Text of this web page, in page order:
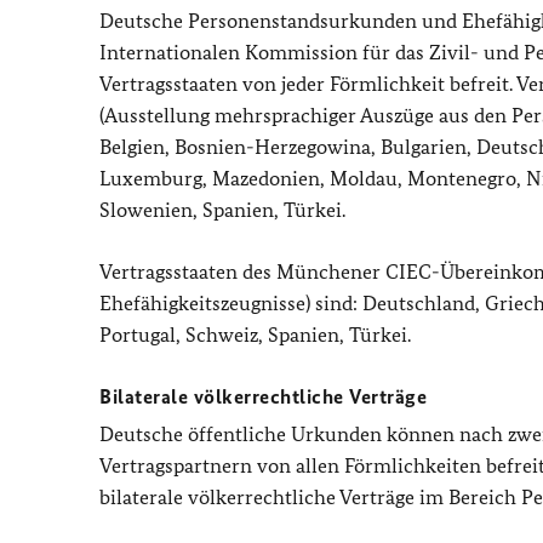
Deutsche Personenstandsurkunden und
Internationalen Kommission für das Zivil- und
Vertragsstaaten von jeder Förmlichkeit befreit.
(Ausstellung mehrsprachiger Auszüge aus den
Belgien, Bosnien-Herzegowina, Bulgarien,
Luxemburg, Mazedonien, Moldau, Montenegro,
Slowenien, Spanien, Türkei.
Vertragsstaaten des Münchener CIEC-
Ehefähigkeitszeugnisse) sind: Deutschland,
Portugal, Schweiz, Spanien, Türkei.
Bilaterale völkerrechtliche Verträge
Deutsche öffentliche Urkunden können nach
Vertragspartnern von allen Förmlichkeiten
bilaterale völkerrechtliche Verträge im Bereich